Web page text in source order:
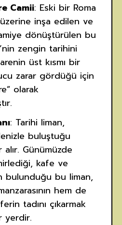
Camii: Eski bir Roma
üzerine inşa edilen ve
dönüştürülen bu
zengin tarihini
üst kısmı bir
zarar gördüğü için
olarak
: Tarihi liman,
buluştuğu
Günümüzde
kafe ve
bulunduğu bu liman,
hem de
tadını çıkarmak
yerdir.